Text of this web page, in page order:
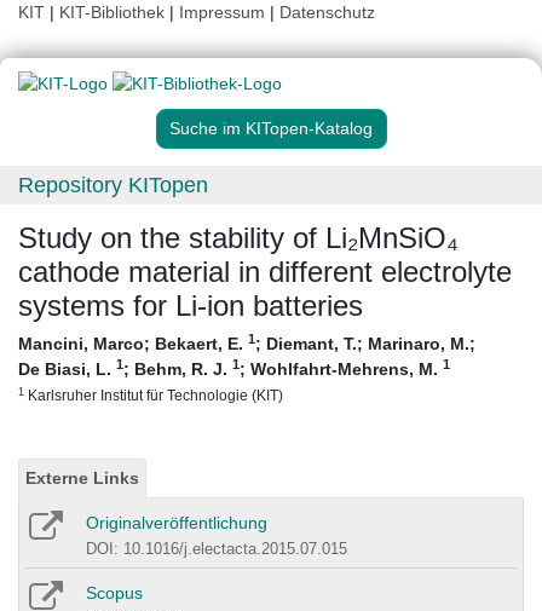
KIT | KIT-Bibliothek | Impressum | Datenschutz
Suche im KITopen-Katalog
Repository KITopen
Study on the stability of Li₂MnSiO₄
cathode material in different electrolyte
systems for Li-ion batteries
Mancini, Marco; Bekaert, E. 1; Diemant, T.; Marinaro, M.;
De Biasi, L. 1; Behm, R. J. 1; Wohlfahrt-Mehrens, M. 1
1 Karlsruher Institut für Technologie (KIT)
Externe Links
Originalveröffentlichung
DOI: 10.1016/j.electacta.2015.07.015
Scopus